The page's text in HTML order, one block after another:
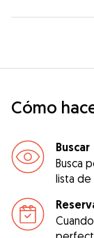
Cómo
Buscar
Busca
lista de